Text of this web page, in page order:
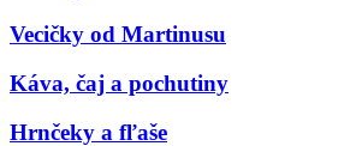
Vecičky od Martinusu
Káva, čaj a pochutiny
Hrnčeky a fľaše